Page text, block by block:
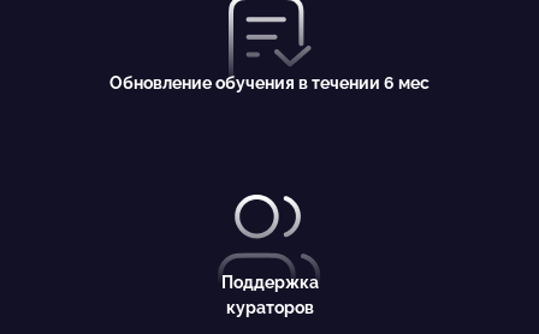
Обновление обучения в течении 6 мес
Поддержка
кураторов